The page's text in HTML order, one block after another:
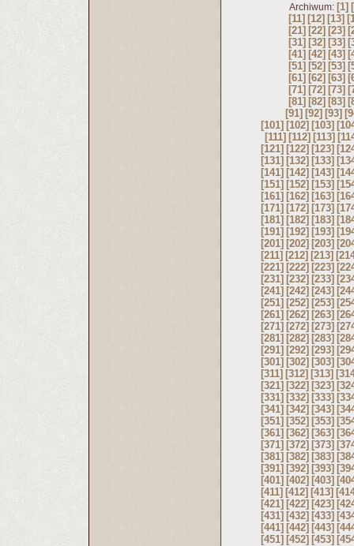
Archiwum: [1]
[11] [12] [13]
[21] [22] [23]
[31] [32] [33]
[41] [42] [43]
[51] [52] [53]
[61] [62] [63]
[71] [72] [73]
[81] [82] [83]
[91] [92] [93]
[101] [102] [103]
[111] [112] [113]
[121] [122] [123]
[131] [132] [133]
[141] [142] [143]
[151] [152] [153]
[161] [162] [163]
[171] [172] [173]
[181] [182] [183]
[191] [192] [193]
[201] [202] [203]
[211] [212] [213]
[221] [222] [223]
[231] [232] [233]
[241] [242] [243]
[251] [252] [253]
[261] [262] [263]
[271] [272] [273]
[281] [282] [283]
[291] [292] [293]
[301] [302] [303]
[311] [312] [313]
[321] [322] [323]
[331] [332] [333]
[341] [342] [343]
[351] [352] [353]
[361] [362] [363]
[371] [372] [373]
[381] [382] [383]
[391] [392] [393]
[401] [402] [403]
[411] [412] [413]
[421] [422] [423]
[431] [432] [433]
[441] [442] [443]
[451] [452] [453]